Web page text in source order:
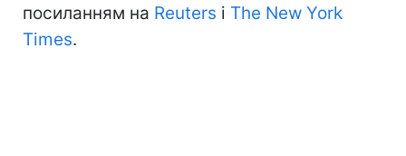
посиланням на Reuters і The New York
Times.